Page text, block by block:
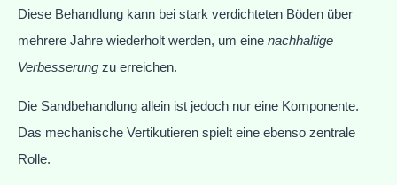
Diese Behandlung kann bei stark verdichteten Böden über
mehrere Jahre wiederholt werden, um eine nachhaltige
Verbesserung zu erreichen.
Die Sandbehandlung allein ist jedoch nur eine Komponente.
Das mechanische Vertikutieren spielt eine ebenso zentrale
Rolle.